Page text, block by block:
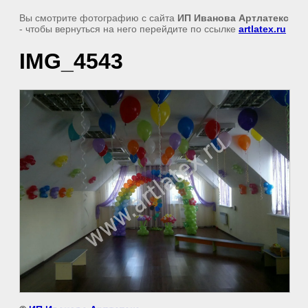
Вы смотрите фотографию с сайта ИП Иванова Артлатекс
- чтобы вернуться на него перейдите по ссылке artlatex.ru
IMG_4543